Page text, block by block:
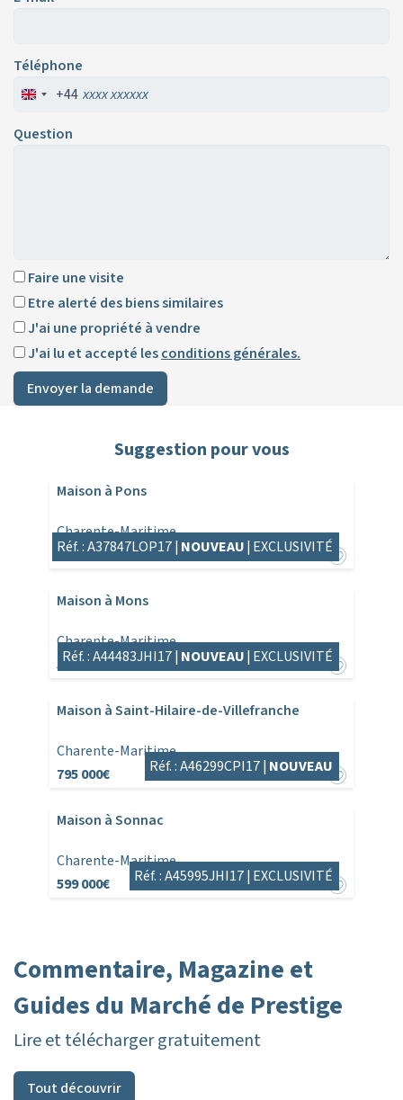
Téléphone
+44
Question
Faire une visite
Etre alerté des biens similaires
J'ai une propriété à vendre
J'ai lu et accepté lesconditions générales.
Envoyer la demande
Suggestion pour vous
Maison à Pons
Charente-Maritime
540 600€
Réf. : A37847LOP17 | NOUVEAU| EXCLUSIVITÉ
Maison à Mons
Charente-Maritime
595 000€
Réf. : A44483JHI17 | NOUVEAU| EXCLUSIVITÉ
Maison à Saint-Hilaire-de-Villefranche
Charente-Maritime
795 000€
Réf. : A46299CPI17 | NOUVEAU
Maison à Sonnac
Charente-Maritime
599 000€
Réf. : A45995JHI17 | EXCLUSIVITÉ
Commentaire, Magazine et
Guides du Marché de Prestige
Lire et télécharger gratuitement
Tout découvrir